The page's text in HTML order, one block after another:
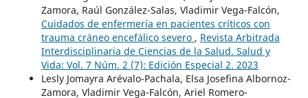
Zamora, Raúl González-Salas, Vladimir Vega-Falcón,
Cuidados de enfermería en pacientes críticos con
trauma cráneo encefálico severo , Revista Arbitrada
Interdisciplinaria de Ciencias de la Salud. Salud y
Vida: Vol. 7 Núm. 2 (7): Edición Especial 2. 2023
Lesly Jomayra Arévalo-Pachala, Elsa Josefina Albornoz-
Zamora, Vladimir Vega-Falcón, Ariel Romero-